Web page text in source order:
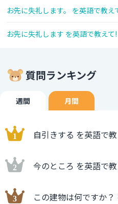
お先に失礼します。 を英語で教え
お先に失礼します を英語で教えて!
質問ランキング
週間 月間
自引きする を英語で
今のところ を英語で
この建物は何ですか